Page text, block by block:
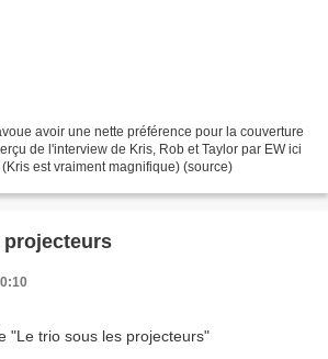
avoir une nette préférence pour la couverture
de l'interview de Kris, Rob et Taylor par EW ici
est vraiment magnifique) (source)